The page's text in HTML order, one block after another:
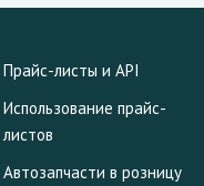
Прайс-листы и API
Использование прайс-
листов
Автозапчасти в розницу